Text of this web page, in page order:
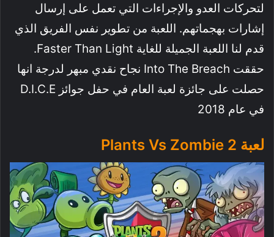
لتحركات العدو والإجراءات التي تعمل على إرسال
إشارات بهجماتهم. اللعبة من تطوير نفس الفريق الذي
قدم لنا اللعبة الجميلة للغاية Faster Than Light.
حققت Into The Breach نجاح نقدي مبهر لدرجة انها
حصلت على جائزة لعبة العام في حفل جوائز D.I.C.E
في عام 2018
لعبة Plants Vs Zombie 2